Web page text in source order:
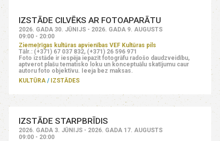
IZSTĀDE CILVĒKS AR FOTOAPARĀTU
2026. GADA 30. JŪNIJS - 2026. GADA 9. AUGUSTS
09:00 - 20:00
Ziemeļrīgas kultūras apvienības VEF Kultūras pils
Tālr.: (+371) 67 037 832, (+371) 26 596 971
Foto izstāde ir iespēja iepazīt fotogrāfu radošo daudzveidību,
aptverot plašu tematisko loku un konceptuālu skatījumu caur
autoru foto objektīvu. Ieeja bez maksas.
KULTŪRA
IZSTĀDES
IZSTĀDE STARPBRĪDIS
2026. GADA 3. JŪNIJS - 2026. GADA 17. AUGUSTS
09:00 - 20:00